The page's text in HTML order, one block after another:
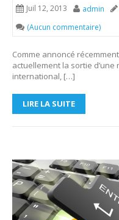
Juil 12, 2013 admin
(Aucun commentaire)
Comme annoncé
actuellement la sortie d’une
international, […]
LIRE LA SUITE